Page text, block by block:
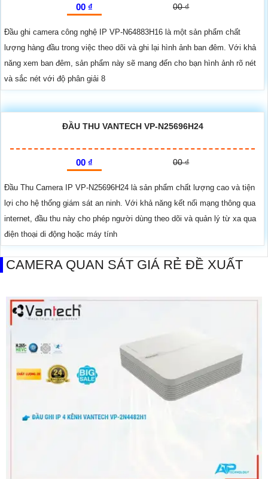
00 ₫ 00 ₫
Đầu ghi camera công nghệ IP VP-N64883H16 là một sản phẩm chất
lượng hàng đầu trong việc theo dõi và ghi lại hình ảnh ban đêm. Với khả
năng xem ban đêm, sản phẩm này sẽ mang đến cho bạn hình ảnh rõ nét
và sắc nét với độ phân giải 8
ĐẦU THU VANTECH VP-N25696H24
00 ₫ 00 ₫
Đầu Thu Camera IP VP-N25696H24 là sản phẩm chất lượng cao và tiện
lợi cho hệ thống giám sát an ninh. Với khả năng kết nối mạng thông qua
internet, đầu thu này cho phép người dùng theo dõi và quản lý từ xa qua
điện thoại di động hoặc máy tính
CAMERA QUAN SÁT GIÁ RẺ ĐỀ XUẤT